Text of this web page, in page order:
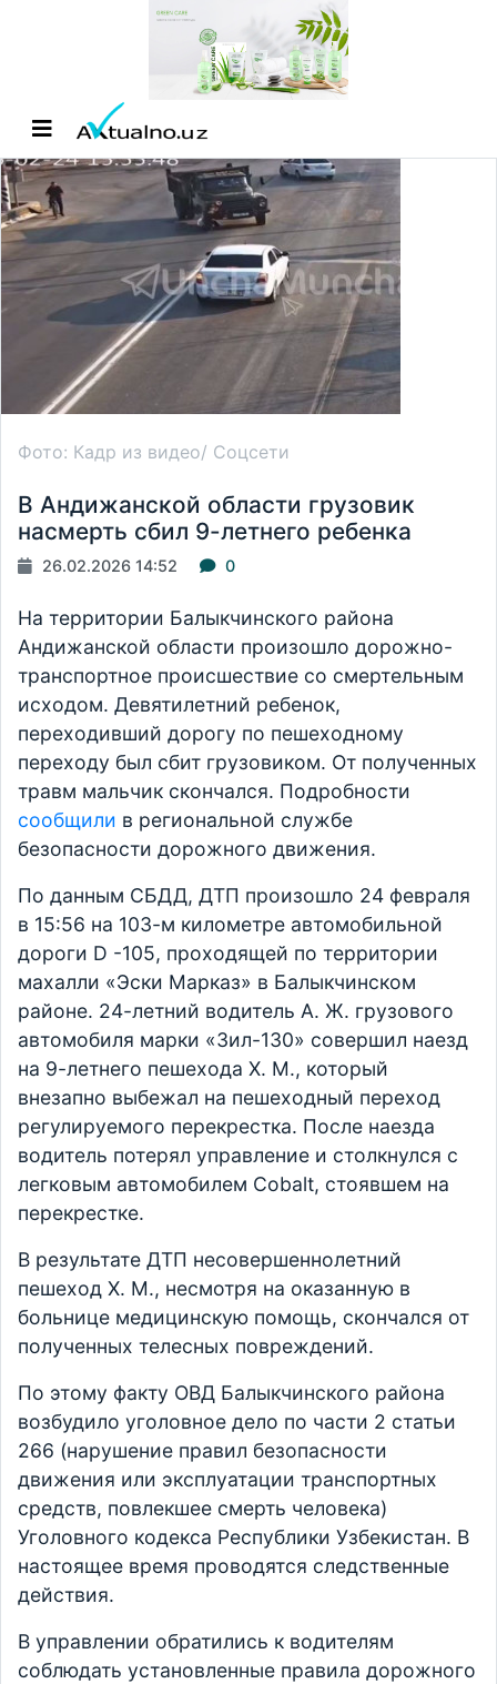
Фото: Кадр из видео/ Соцсети
В Андижанской области грузовик
насмерть сбил 9-летнего ребенка
26.02.2026 14:52 0
На территории Балыкчинского района
Андижанской области произошло дорожно-
транспортное происшествие со смертельным
исходом. Девятилетний ребенок,
переходивший дорогу по пешеходному
переходу был сбит грузовиком. От полученных
травм мальчик скончался. Подробности
сообщили в региональной службе
безопасности дорожного движения.
По данным СБДД, ДТП произошло 24 февраля
в 15:56 на 103-м километре автомобильной
дороги D -105, проходящей по территории
махалли «Эски Марказ» в Балыкчинском
районе. 24-летний водитель А. Ж. грузового
автомобиля марки «Зил-130» совершил наезд
на 9-летнего пешехода Х. М., который
внезапно выбежал на пешеходный переход
регулируемого перекрестка. После наезда
водитель потерял управление и столкнулся с
легковым автомобилем Cobalt, стоявшем на
перекрестке.
В результате ДТП несовершеннолетний
пешеход Х. М., несмотря на оказанную в
больнице медицинскую помощь, скончался от
полученных телесных повреждений.
По этому факту ОВД Балыкчинского района
возбудило уголовное дело по части 2 статьи
266 (нарушение правил безопасности
движения или эксплуатации транспортных
средств, повлекшее смерть человека)
Уголовного кодекса Республики Узбекистан. В
настоящее время проводятся следственные
действия.
В управлении обратились к водителям
соблюдать установленные правила дорожного